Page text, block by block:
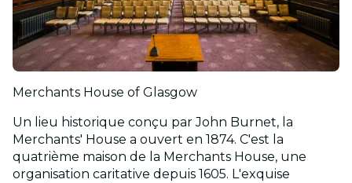
Merchants House of Glasgow
Un lieu historique conçu par John Burnet, la
Merchants' House a ouvert en 1874. C'est la
quatrième maison de la Merchants House, une
organisation caritative depuis 1605. L'exquise